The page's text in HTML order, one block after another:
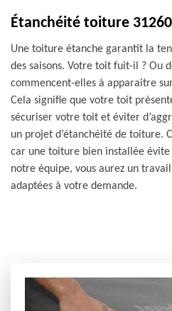
Étanchéité toiture 31260
Une toiture étanche garantit la
des saisons. Votre toit fuit-il ? Ou
commencent-elles à apparaitre
Cela signifie que votre toit
sécuriser votre toit et éviter
un projet d’étanchéité de toiture.
car une toiture bien installée évite
notre équipe, vous aurez un
adaptées à votre demande.